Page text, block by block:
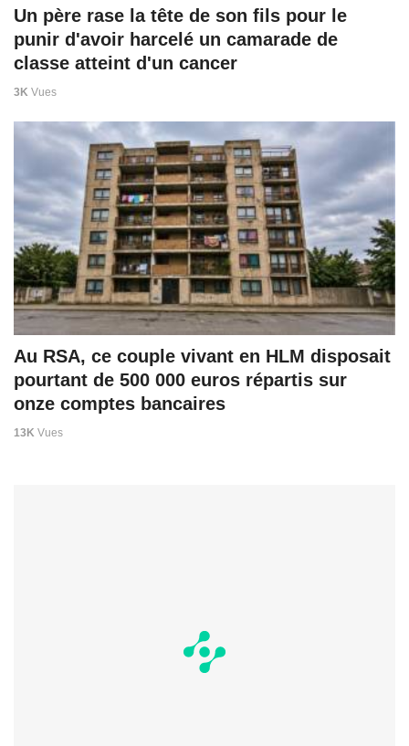
Un père rase la tête de son fils pour le
punir d'avoir harcelé un camarade de
classe atteint d'un cancer
3K Vues
Au RSA, ce couple vivant en HLM disposait
pourtant de 500 000 euros répartis sur
onze comptes bancaires
13K Vues